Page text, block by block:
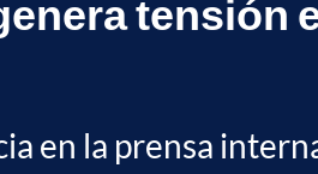
tensión
en la prensa